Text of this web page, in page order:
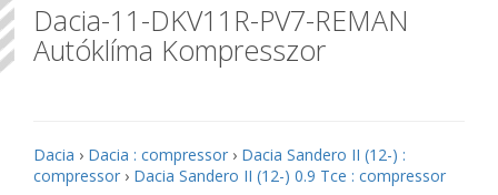
Dacia-11-DKV11R-PV7-REMAN
Autóklíma Kompresszor
Dacia › Dacia : compressor › Dacia Sandero II (12-) :
compressor › Dacia Sandero II (12-) 0.9 Tce : compressor